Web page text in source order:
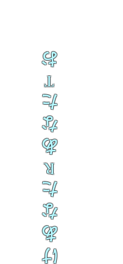
け
あ
な
た
R
あ
な
た
T
お